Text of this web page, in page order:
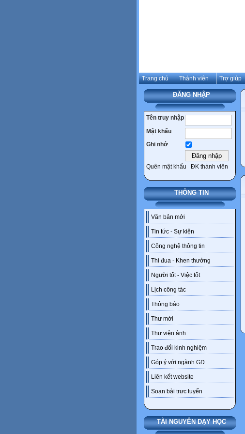
Trang chủ Thành viên Trợ giúp
ĐĂNG NHẬP
Tên truy nhập
Mật khẩu
Ghi nhớ
Quên mật khẩu ĐK thành viên
THÔNG TIN
Văn bản mới
Tin tức - Sự kiện
Công nghệ thông tin
Thi đua - Khen thưởng
Người tốt - Việc tốt
Lịch công tác
Thông báo
Thư mời
Thư viện ảnh
Trao đổi kinh nghiệm
Góp ý với ngành GD
Liên kết website
Soạn bài trực tuyến
TÀI NGUYÊN DẠY HỌC